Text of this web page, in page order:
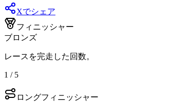
Xでシェア
フィニッシャー
ブロンズ
レースを完走した回数。
1 / 5
ロングフィニッシャー